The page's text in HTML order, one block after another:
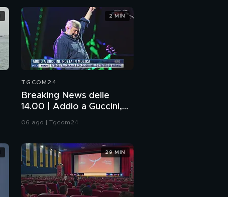
TGCOM24
Breaking News delle
14.00 | Addio a Guccini,
poeta in musica
06 ago | Tgcom24
2 MIN
29 MIN